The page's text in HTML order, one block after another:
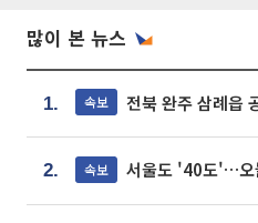
많이 본 뉴스
1. 속보 전북 완주 삼례읍
2. 속보 서울도 '40도'…오